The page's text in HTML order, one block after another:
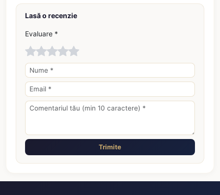
Lasă o recenzie
Evaluare *
Trimite